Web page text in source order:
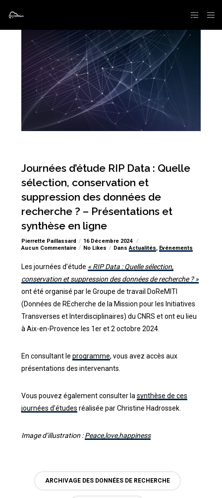
Journées d’étude RIP Data : Quelle
sélection, conservation et
suppression des données de
recherche ? – Présentations et
synthèse en ligne
Pierrette Paillassard
16 Décembre 2024
Aucun Commentaire
No Likes DansActualités, Evénements
Les journées d’étude « RIP Data : Quelle sélection,
conservation et suppression des données de recherche ? »
ont été organisé par le Groupe de travail DoReMITI
(Données de REcherche de la Mission pour les Initiatives
Transverses et Interdisciplinaires) du CNRS et ont eu lieu
à Aix-en-Provence les 1er et 2 octobre 2024.
En consultant le programme, vous avez accès aux
présentations des intervenants.
Vous pouvez également consulter la synthèse de ces
journées d’études réalisée par Christine Hadrossek.
Image d’illustration :Peace,love,happiness
ARCHIVAGE DES DONNÉES DE RECHERCHE